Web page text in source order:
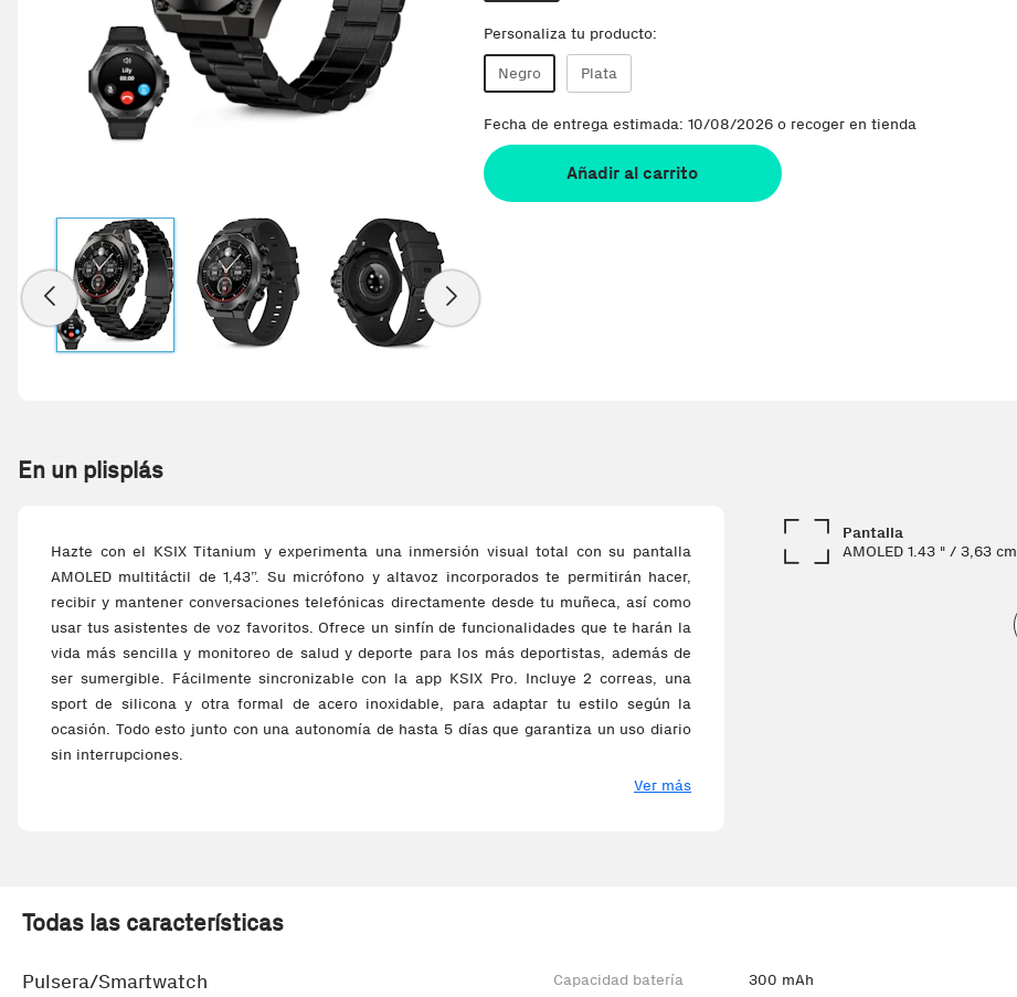
Personaliza tu producto:
Negro Plata
Fecha de entrega estimada: 10/08/2026 o recoger en tienda
Añadir al carrito
En un plisplás
Hazte con el KSIX Titanium y experimenta una inmersión visual total con su pantalla
AMOLED multitáctil de 1,43”. Su micrófono y altavoz incorporados te permitirán hacer,
recibir y mantener conversaciones telefónicas directamente desde tu muñeca, así como
usar tus asistentes de voz favoritos. Ofrece un sinfín de funcionalidades que te harán la
vida más sencilla y monitoreo de salud y deporte para los más deportistas, además de
ser sumergible. Fácilmente sincronizable con la app KSIX Pro. Incluye 2 correas, una
sport de silicona y otra formal de acero inoxidable, para adaptar tu estilo según la
ocasión. Todo esto junto con una autonomía de hasta 5 días que garantiza un uso diario
sin interrupciones.
cuestión de segundos según la ocasión, alternando entre un look casual sport ideal para
con una carcasa robusta y resistente que hace del Titanium un smartwatch todoterreno.
Ver más
Pantalla
AMOLED 1.43 " / 3,63 cm
Todas las características
Pulsera/Smartwatch Capacidad batería 300 mAh